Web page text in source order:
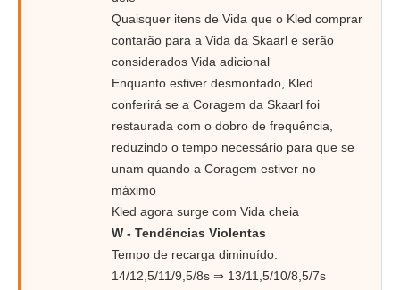
Quaisquer itens de Vida que o Kled comprar
contarão para a Vida da Skaarl e serão
considerados Vida adicional
Enquanto estiver desmontado, Kled
conferirá se a Coragem da Skaarl foi
restaurada com o dobro de frequência,
reduzindo o tempo necessário para que se
unam quando a Coragem estiver no
máximo
Kled agora surge com Vida cheia
W - Tendências Violentas
Tempo de recarga diminuído:
14/12,5/11/9,5/8s ⇒ 13/11,5/10/8,5/7s